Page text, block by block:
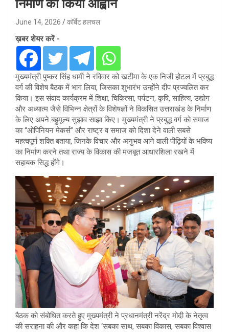
निर्माण का किया आह्वान
June 14, 2026 कॉर्बेट हलचल
ख़बर शेयर करें -
मुख्यमंत्री पुष्कर सिंह धामी ने रविवार को खटीमा के एक निजी होटल में प्रबुद्ध
वर्ग की विशेष बैठक में भाग लिया, जिसका शुभारंभ उन्होंने दीप प्रज्वलित कर
किया। इस संवाद कार्यक्रम में शिक्षा, चिकित्सा, पर्यटन, कृषि, साहित्य, उद्योग
और अध्यात्म जैसे विभिन्न क्षेत्रों के विशेषज्ञों ने विकसित उत्तराखंड के निर्माण
के लिए अपने बहुमूल्य सुझाव साझा किए। मुख्यमंत्री ने प्रबुद्ध वर्ग को समाज
का “ओपिनियन मेकर्स” और राष्ट्र व समाज को दिशा देने वाली सबसे
महत्वपूर्ण शक्ति बताया, जिनके विचार और अनुभव आने वाली पीढ़ियों के भविष्य
का निर्माण करने तथा राज्य के विकास की मजबूत आधारशिला रखने में
सहायक सिद्ध होंगे।
बैठक को संबोधित करते हुए मुख्यमंत्री ने प्रधानमंत्री नरेंद्र मोदी के नेतृत्व
की सराहना की और कहा कि देश ‘सबका साथ, सबका विकास, सबका विश्वास